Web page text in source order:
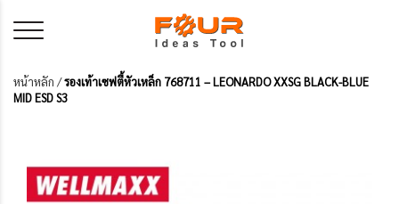
หน้าหลัก /รองเท้าเซฟตี้หัวเหล็ก 768711 – LEONARDO XXSG BLACK-BLUE
MID ESD S3